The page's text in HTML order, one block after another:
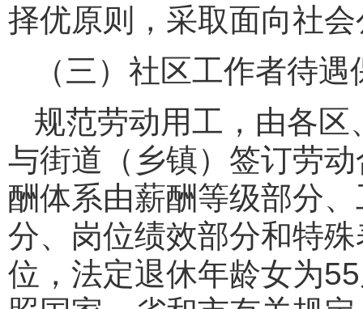
择优原则，采取面向社
（三）社区工作者待遇
规范劳动用工，由各
与街道（乡镇）签订劳
酬体系由薪酬等级部分
分、岗位绩效部分和特
位，法定退休年龄女为